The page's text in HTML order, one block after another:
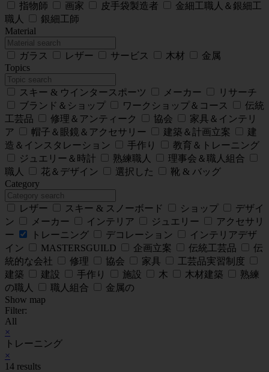
指物師
画家 皮手袋製造者
金細工職人＆銀細工
職人
銀細工師
Material
ガラス レザー サービス 木材
金属
Topics
スキー & ウインタースポーツ メーカー
リサーチ
ブランド＆ショップ
ワークショップ＆コース
伝統
工芸品
修理＆アンティーク 協会
家具＆インテリ
ア
帽子＆眼鏡＆アクセサリー 建築＆計画立案
建
造＆インスタレーション
手作り
教育＆トレーニング
ジュエリー＆時計
熟練職人
理事会＆職人組合
職人
花＆デザイン 選択した
靴 & バッグ
Category
レザー スキー & スノーボード ショップ
デザイ
ン
メーカー インテリア ジュエリー
アクセサリ
ー
トレーニング デコレーション
インテリアデザ
イン
MASTERSGUILD 企画立案 伝統工芸品
伝
統的な会社
修理 協会 家具
工芸品実習制度
建築
建設 手作り 施設 木 木材建築
熟練
の職人
職人組合
金属の
Show map
Filter:
All
×
トレーニング
×
14 results